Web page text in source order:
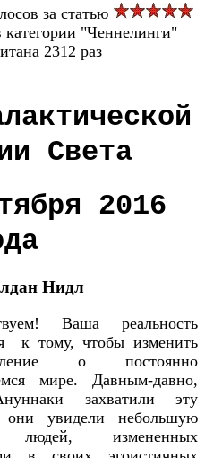
за статью
категории "Ченнелинги"
2312 раз
Света
2016
Нидл
Ваша реальность
к тому, чтобы изменить
о постоянно
мире. Давным-давно,
захватили эту
они увидели небольшую
людей, измененных